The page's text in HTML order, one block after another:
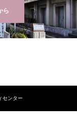
ら
センター